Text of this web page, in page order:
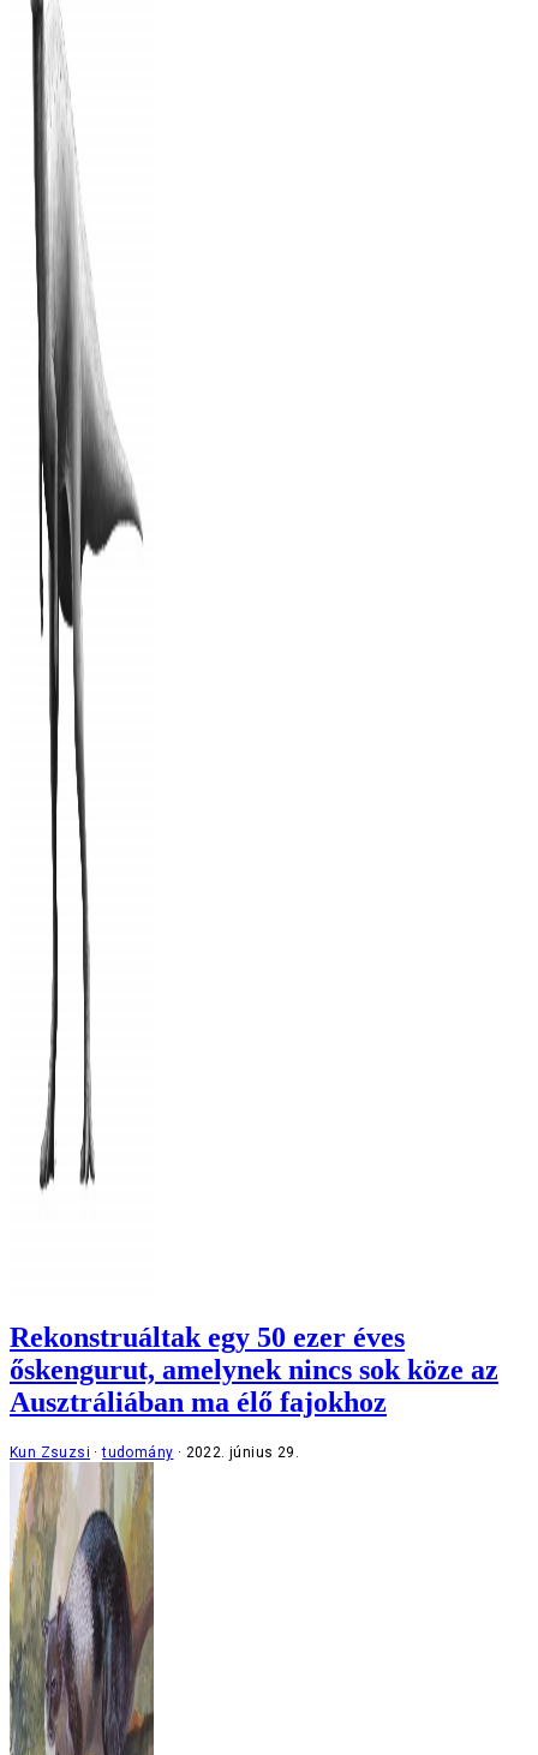
Rekonstruáltak egy 50 ezer éves
őskengurut, amelynek nincs sok köze az
Ausztráliában ma élő fajokhoz
Kun Zsuzsi tudomány 2022. június 29.